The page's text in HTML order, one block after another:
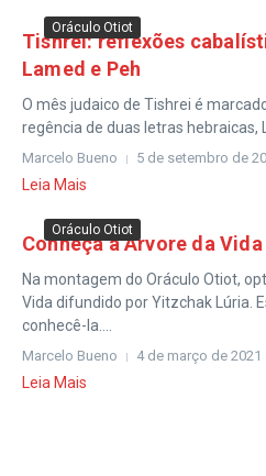
Oráculo Otiot
Tishrei: reflexões
Lamed e Peh
O mês judaico de Tishrei é
regência de duas letras hebraicas,
Marcelo Bueno 5 de setembro de
Leia Mais
Oráculo Otiot
Conheça a Árvore da
Na montagem do Oráculo Otiot,
Vida difundido por Yitzchak Lúria.
conhecê-la....
Marcelo Bueno 4 de março de 2021
Leia Mais